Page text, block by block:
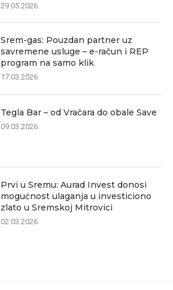
29.05.2026.
Srem-gas: Pouzdan partner uz
savremene usluge – e-račun i REP
program na samo klik
17.03.2026.
Tegla Bar – od Vračara do obale Save
09.03.2026.
Prvi u Sremu: Aurad Invest donosi
mogućnost ulaganja u investiciono
zlato u Sremskoj Mitrovici
02.03.2026.